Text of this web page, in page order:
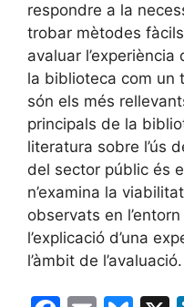
respondre a la
trobar mètodes
avaluar
la biblioteca com un
són els més
principals de la
literatura sobre l’ús
del sector públic és
n’examina la
observats en
l’explicació d’una
l’àmbit de l’avaluació.